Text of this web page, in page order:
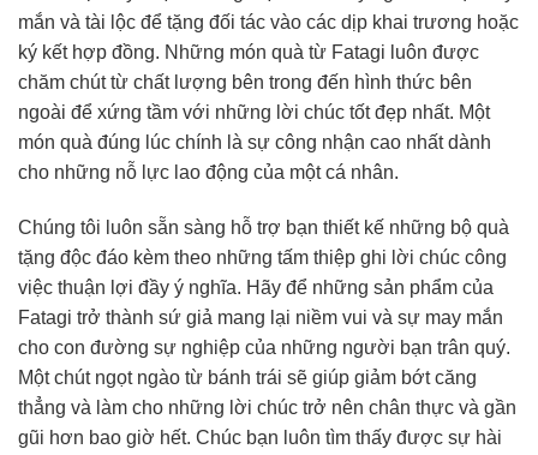
mắn và tài lộc để tặng đối tác vào các dịp khai trương hoặc
ký kết hợp đồng. Những món quà từ Fatagi luôn được
chăm chút từ chất lượng bên trong đến hình thức bên
ngoài để xứng tầm với những lời chúc tốt đẹp nhất. Một
món quà đúng lúc chính là sự công nhận cao nhất dành
cho những nỗ lực lao động của một cá nhân.
Chúng tôi luôn sẵn sàng hỗ trợ bạn thiết kế những bộ quà
tặng độc đáo kèm theo những tấm thiệp ghi lời chúc công
việc thuận lợi đầy ý nghĩa. Hãy để những sản phẩm của
Fatagi trở thành sứ giả mang lại niềm vui và sự may mắn
cho con đường sự nghiệp của những người bạn trân quý.
Một chút ngọt ngào từ bánh trái sẽ giúp giảm bớt căng
thẳng và làm cho những lời chúc trở nên chân thực và gần
gũi hơn bao giờ hết. Chúc bạn luôn tìm thấy được sự hài